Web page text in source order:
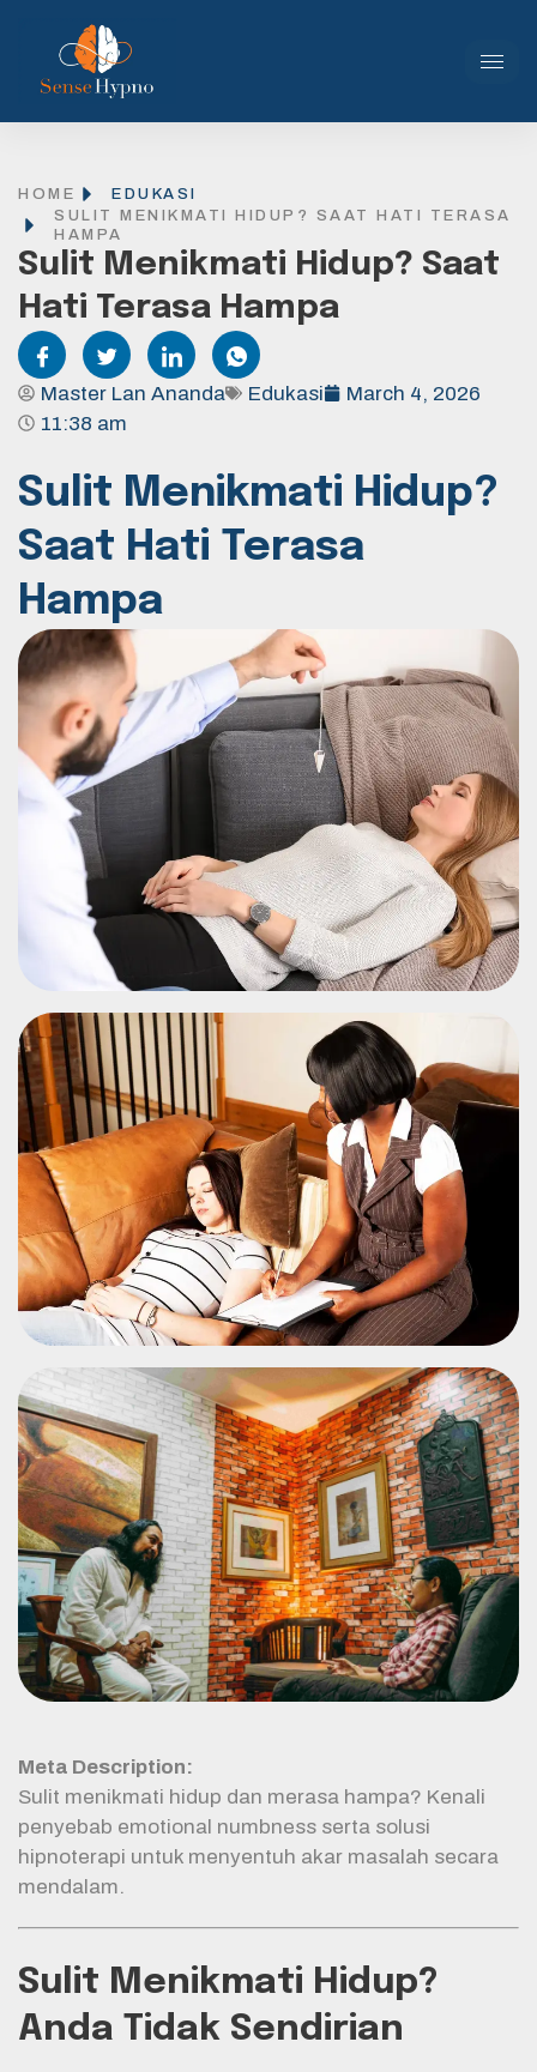
HOME
EDUKASI
SULIT MENIKMATI HIDUP? SAAT HATI TERASA
HAMPA
Sulit Menikmati Hidup? Saat
Hati Terasa Hampa
Master Lan Ananda Edukasi
March 4, 2026
11:38 am
Sulit Menikmati Hidup?
Saat Hati Terasa
Hampa
Meta Description:
Sulit menikmati hidup dan merasa hampa? Kenali
penyebab emotional numbness serta solusi
hipnoterapi untuk menyentuh akar masalah secara
mendalam.
Sulit Menikmati Hidup?
Anda Tidak Sendirian